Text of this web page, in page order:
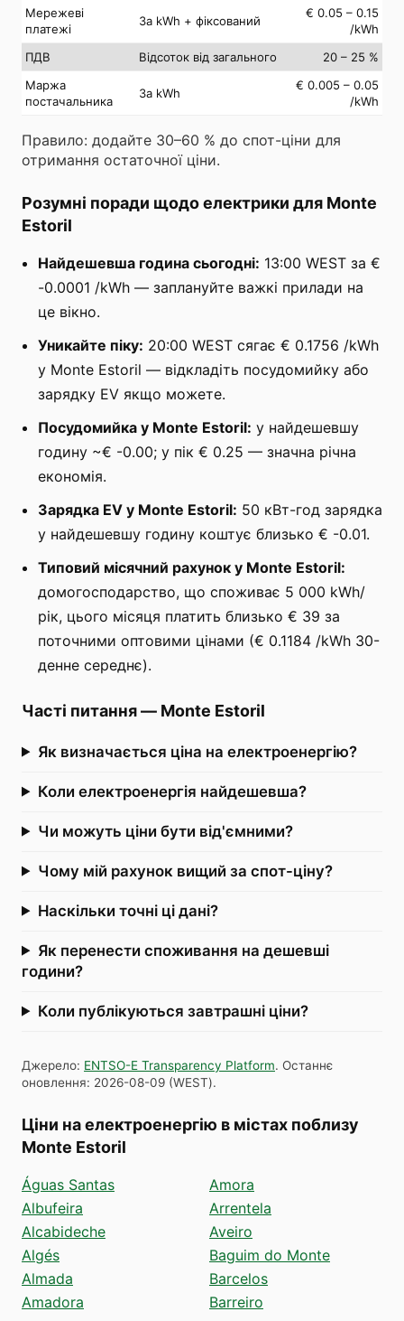
Мережеві
платежі
За kWh + фіксований
€ 0.05 – 0.15
/kWh
ПДВ
Відсоток від загального
20 – 25 %
Маржа
постачальника
За kWh
€ 0.005 – 0.05
/kWh
Правило: додайте 30–60 % до спот-ціни для
отримання остаточної ціни.
Розумні поради щодо електрики для Monte
Estoril
Найдешевша година сьогодні: 13:00 WEST за €
-0.0001 /kWh — заплануйте важкі прилади на
це вікно.
Уникайте піку: 20:00 WEST сягає € 0.1756 /kWh
у Monte Estoril — відкладіть посудомийку або
зарядку EV якщо можете.
Посудомийка у Monte Estoril: у найдешевшу
годину ~€ -0.00; у пік € 0.25 — значна річна
економія.
Зарядка EV у Monte Estoril: 50 кВт-год зарядка
у найдешевшу годину коштує близько € -0.01.
Типовий місячний рахунок у Monte Estoril:
домогосподарство, що споживає 5 000 kWh/
рік, цього місяця платить близько € 39 за
поточними оптовими цінами (€ 0.1184 /kWh 30-
денне середнє).
Часті питання— Monte Estoril
Як визначається ціна на електроенергію?
Коли електроенергія найдешевша?
Чи можуть ціни бути від'ємними?
Чому мій рахунок вищий за спот-ціну?
Наскільки точні ці дані?
Як перенести споживання на дешевші
години?
Коли публікуються завтрашні ціни?
Джерело: ENTSO-E Transparency Platform. Останнє
оновлення: 2026-08-09 (WEST).
Ціни на електроенергію в містах поблизу
Monte Estoril
Águas Santas
Albufeira
Alcabideche
Algés
Almada
Amadora
Amora
Arrentela
Aveiro
Baguim do Monte
Barcelos
Barreiro